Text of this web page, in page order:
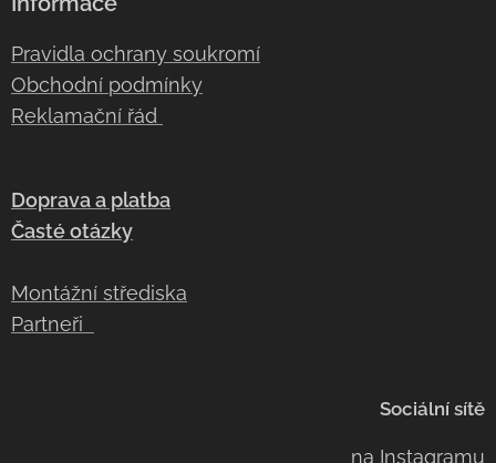
Pravidla ochrany soukromí
Obchodní podmínky
Reklamační řád
Doprava a platba
Časté otázky
Montážní střediska
Partneři
Sociální sítě
na Instagramu